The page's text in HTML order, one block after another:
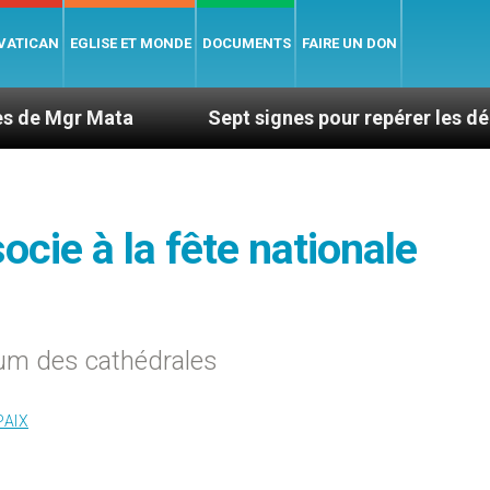
EGLISE ET MONDE DOCUMENTS FAIRE UN DON
Sept signes pour repérer les dérives
à la fête nationale
des cathédrales